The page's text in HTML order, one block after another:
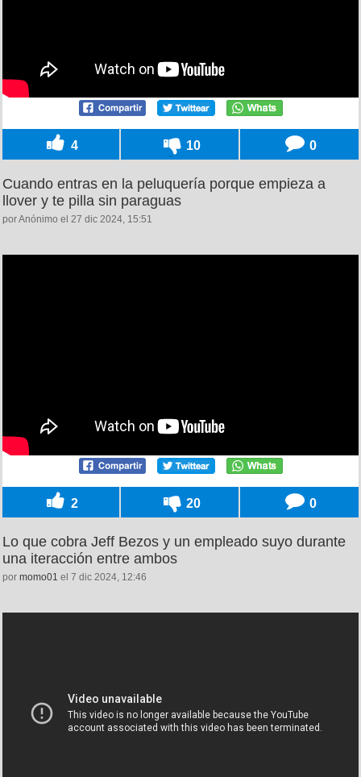
4 10 0
Cuando entras en la peluquería porque empieza a
llover y te pilla sin paraguas
por Anónimo el 27 dic 2024, 15:51
2 20 0
Lo que cobra Jeff Bezos y un empleado suyo durante
una iteracción entre ambos
por momo01 el 7 dic 2024, 12:46